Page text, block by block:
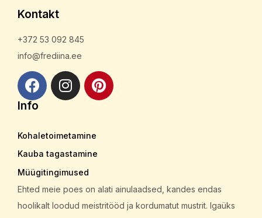
Kontakt
+372 53 092 845
info@frediina.ee
Info
Kohaletoimetamine
Kauba tagastamine
Müügitingimused
Ehted meie poes on alati ainulaadsed, kandes endas
hoolikalt loodud meistritööd ja kordumatut mustrit. Igaüks